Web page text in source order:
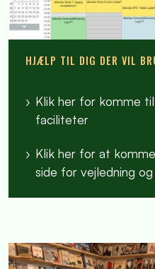
HJÆLP TIL DIG DER VIL
Klik her for komme
faciliteter
Klik her for at
side for vejledning